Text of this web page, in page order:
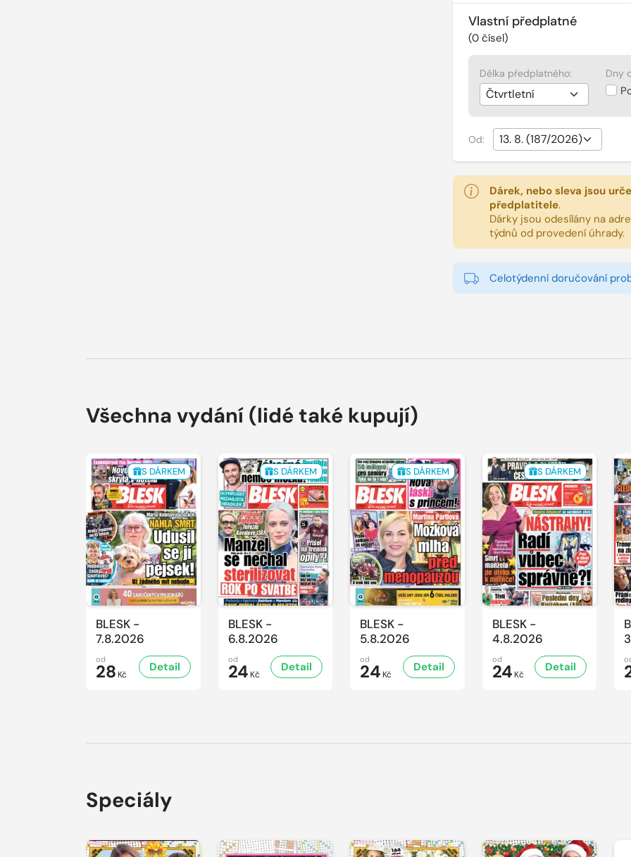
Vlastní předplatné
(0čísel)
Délka předplatného: Dny
Od:
Dárek, nebo sleva jsou
předplatitele.
Dárky jsou odesílány na
týdnů od provedení úhrady.
Celotýdenní doručování
Všechna vydání (lidé také kupují)
S DÁRKEM
BLESK -
7.8.2026
od
28 Kč
Detail
S DÁRKEM
BLESK -
6.8.2026
od
24 Kč
Detail
S DÁRKEM
BLESK -
5.8.2026
od
24 Kč
Detail
S DÁRKEM
BLESK -
4.8.2026
od
24 Kč
Detail
Speciály